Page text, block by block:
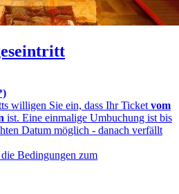
willigen Sie ein, dass Ihr Ticket vom
ist. Eine einmalige Umbuchung ist bis
Datum möglich - danach verfällt
Bedingungen zum